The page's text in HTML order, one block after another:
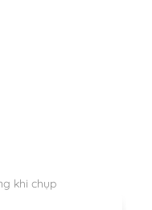
khi chụp